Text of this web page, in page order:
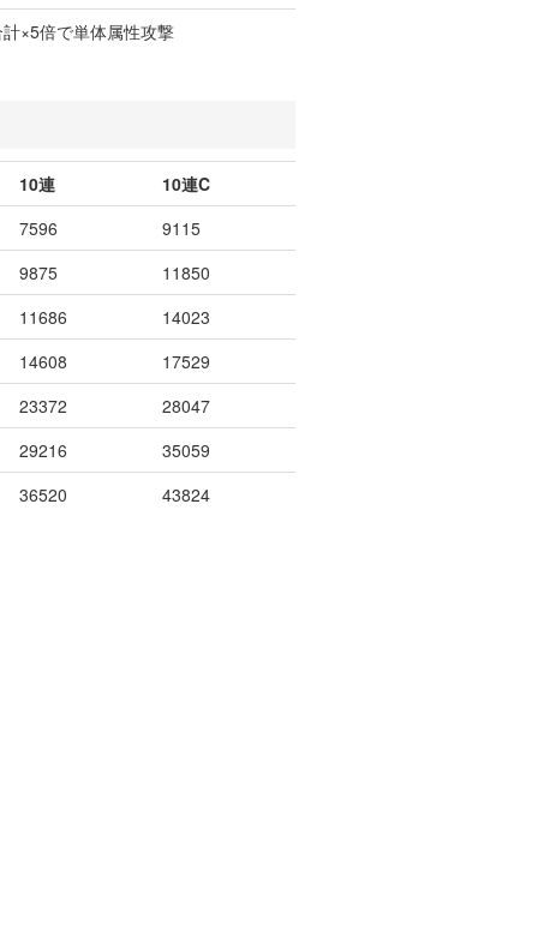
×5倍で単体属性攻撃
10連
10連C
7596
9115
9875
11850
11686
14023
14608
17529
23372
28047
29216
35059
36520 43824